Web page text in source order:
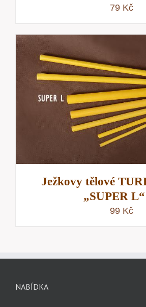
79 Kč
Ježkovy tělové
„SUPER L“
99 Kč
NABÍDKA